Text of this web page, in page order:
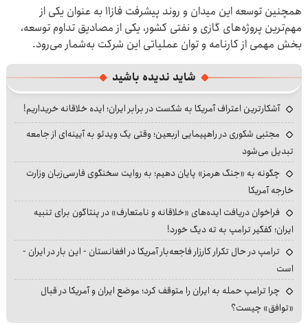
همچنین توسعه این میدان و روند پیشرفت فاز۱۱ به عنوان یکی از
مهم‌ترین پروژه‌های گازی و نفتی کشور، یکی از مصادیق تداوم توسعه،
بخش مهمی از کارنامه و توان عملیاتی این شرکت به‌شمار می‌رود.
شاید ندیده باشید
آشکارترین اعتراف آمریکا به شکست در برابر ایران؛ ایده خلاقانه خریداریم!
مجتبی شکوری در راهپیمایی اربعین؛ وقتی یک ویدئو به آیینه‌ای از جامعه
تبدیل می‌شود
چگونه به «جنگ هرمز» پایان دهیم؛ به روایت سخنگوی فارسی‌زبان وزارت
خارجه آمریکا
فراخوان دریافت ایده‌های «خلاقانه و نامتعارف» در پنتاگون برای تنبیه
ایران؛ کفگیر ترامپ به ته دیگ خورد!
ترامپ در حال تکرار کارزار فاجعه‌بار آمریکا در افغانستان - این بار در ایران -
است
چرا ترامپ حمله به ایران را متوقف کرد؛ موضع ایران و آمریکا در قبال
«توافق» چیست؟